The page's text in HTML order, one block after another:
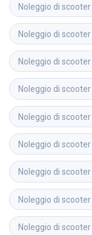
Noleggio di scooter
Noleggio di scooter
Noleggio di scooter
Noleggio di scooter
Noleggio di scooter
Noleggio di scooter
Noleggio di scooter
Noleggio di scooter
Noleggio di scooter